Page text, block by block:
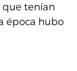
que tenían
época hubo